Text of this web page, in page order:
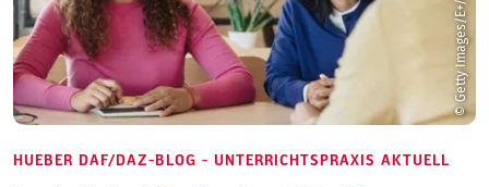
HUEBER DAF/DAZ-BLOG - UNTERRICHTSPRAXIS AKTUELL